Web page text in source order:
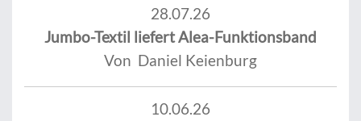
28.07.26
Jumbo-Textil liefert Alea-Funktionsband
Von Daniel Keienburg
10.06.26